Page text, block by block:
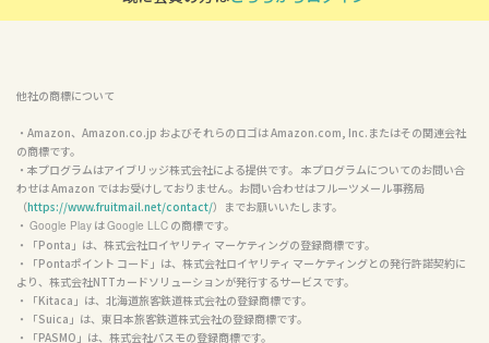
最短1分！無料会員登録はこちら
他社の商標について
・Amazon、Amazon.co.jp およびそれらのロゴは Amazon.com, Inc.またはその関連会社
の商標です。
・本プログラムはアイブリッジ株式会社による提供です。 本プログラムについてのお問い合
わせは Amazon ではお受けしておりません。お問い合わせはフルーツメール事務局
（ https://www.fruitmail.net/contact/ ）までお願いいたします。
Google Play は Google LLC の商標です。
・「Ponta」は、株式会社ロイヤリティ マーケティングの登録商標です。
・「Pontaポイント コード」は、株式会社ロイヤリティ マーケティングとの発行許諾契約に